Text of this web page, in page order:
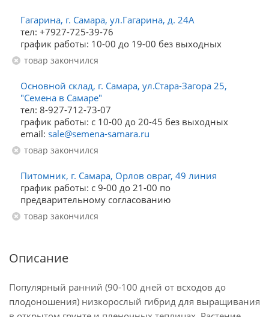
Гагарина, г. Самара, ул.Гагарина, д. 24А
тел: +7927-725-39-76
график работы: 10-00 до 19-00 без выходных
Товар закончился
Основной склад, г. Самара, ул.Стара-Загора 25,
"Семена в Самаре"
тел: 8-927-712-73-07
график работы: с 10-00 до 20-45 без выходных
email: sale@semena-samara.ru
Товар закончился
Питомник, г. Самара, Орлов овраг, 49 линия
график работы: с 9-00 до 21-00 по
предварительному согласованию
Товар закончился
Описание
Популярный ранний (90-100 дней от всходов до
плодоношения) низкорослый гибрид для выращивания